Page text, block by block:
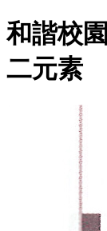
和諧校
二元素